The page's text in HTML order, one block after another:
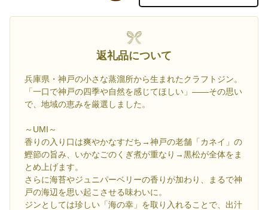
返礼品について
兵庫県・神戸の小さな蒸溜所から生まれたクラフトジン。
「一口で神戸の四季や自然を感じてほしい」――その思い
で、地域の恵みを厳選しました。
～UMI～
香りの入り口は爽やかなすだち→神戸の老舗「カネイ」の
鰹節の旨み、いかなごのくぎ煮が重なり→黒松が全体をま
とめ上げます。
さらに海苔やジュニパーベリーの香りが加わり、まるで神
戸の海辺を思い起こさせる味わいに。
ジンとしては珍しい「海の幸」を取り入れることで、出汁